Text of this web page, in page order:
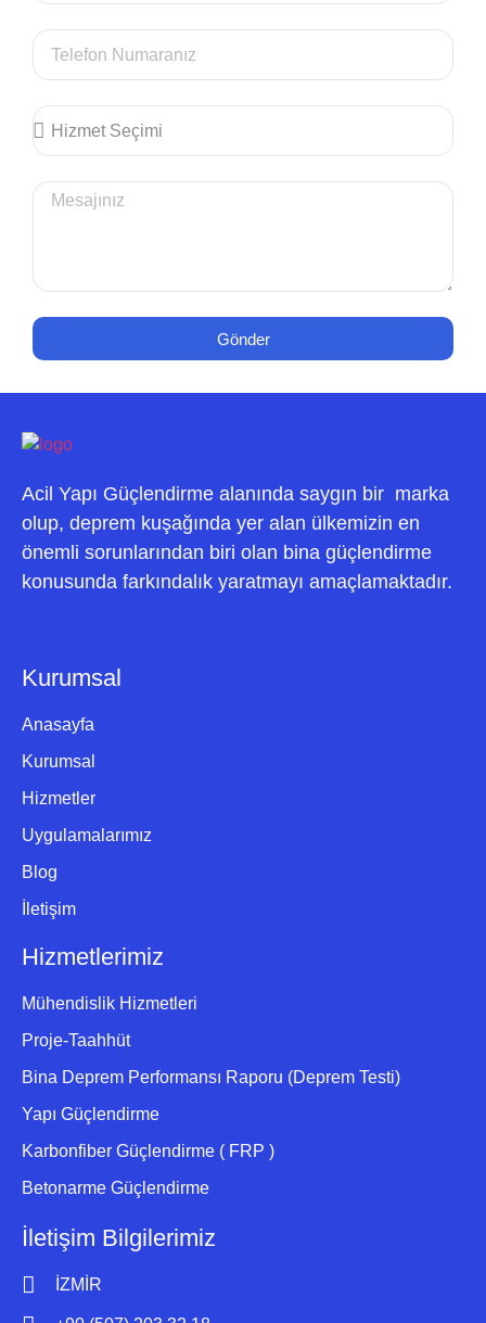
Gönder
Acil Yapı Güçlendirme alanında saygın bir marka
olup, deprem kuşağında yer alan ülkemizin en
önemli sorunlarından biri olan bina güçlendirme
konusunda farkındalık yaratmayı amaçlamaktadır.
Kurumsal
Anasayfa
Kurumsal
Hizmetler
Uygulamalarımız
Blog
İletişim
Hizmetlerimiz
Mühendislik Hizmetleri
Proje-Taahhüt
Bina Deprem Performansı Raporu (Deprem Testi)
Yapı Güçlendirme
Karbonfiber Güçlendirme ( FRP )
Betonarme Güçlendirme
İletişim Bilgilerimiz
İZMİR